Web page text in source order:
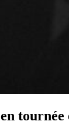
tournée